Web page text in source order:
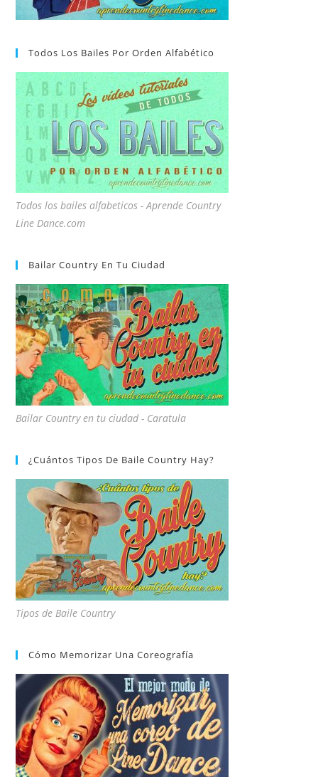
Todos Los Bailes Por Orden Alfabético
Todos los bailes alfabeticos - Aprende Country
Line Dance.com
Bailar Country En Tu Ciudad
Bailar Country en tu ciudad - Caratula
¿Cuántos Tipos De Baile Country Hay?
Tipos de Baile Country
Cómo Memorizar Una Coreografía